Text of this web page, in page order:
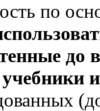
по
до